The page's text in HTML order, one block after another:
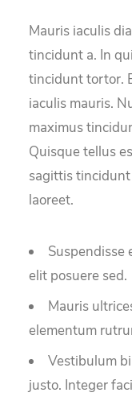
Mauris iaculis
tincidunt a. In
tincidunt tortor.
iaculis mauris.
maximus
Quisque tellus
sagittis tincidunt
laoreet.
Suspendisse
elit posuere sed.
Mauris
elementum
Vestibulum
justo. Integer